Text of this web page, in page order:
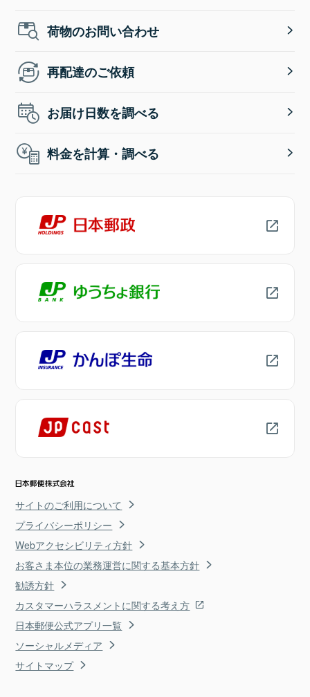
荷物のお問い合わせ
再配達のご依頼
お届け日数を調べる
料金を計算・調べる
サイトのご利用について
プライバシーポリシー
Webアクセシビリティ方針
お客さま本位の業務運営に関する基本方針
勧誘方針
カスタマーハラスメントに関する考え方
日本郵便公式アプリ一覧
ソーシャルメディア
サイトマップ